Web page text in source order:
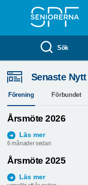
Sök
Senaste Nytt
Förening Förbundet
Årsmöte 2026
Läs mer
6 månader sedan
Årsmöte 2025
Läs mer